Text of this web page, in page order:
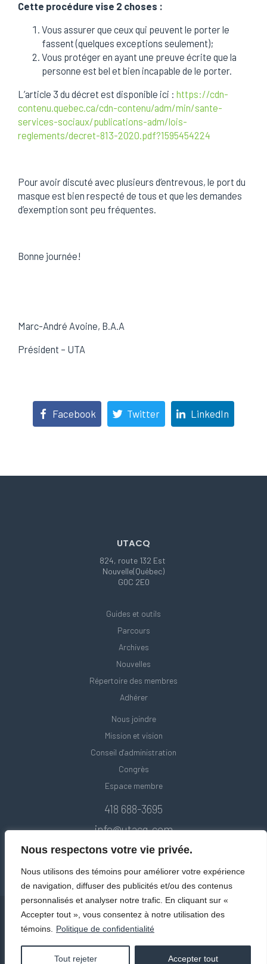
Nous respectons votre vie privée.
Nous utilisons des témoins pour améliorer votre expérience
de navigation, diffuser des publicités et/ou des contenus
personnalisés et analyser notre trafic. En cliquant sur «
Accepter tout », vous consentez à notre utilisation des
témoins.
Politique de confidentialité
Tout rejeter Accepter tout
Cette procédure vise 2 choses :
Vous assurer que ceux qui peuvent le porter le
fassent (quelques exceptions seulement);
Vous protéger en ayant une preuve écrite que la
personne est bel et bien incapable de le porter.
L’article 3 du décret est disponible ici : https://cdn-
contenu.quebec.ca/cdn-contenu/adm/min/sante-
services-sociaux/publications-adm/lois-
reglements/decret-813-2020.pdf?1595454224
Pour avoir discuté avec plusieurs d’entrevous, le port du
masque est bien respecté de tous et que les demandes
d’exemption sont peu fréquentes.
Bonne journée!
Marc-André Avoine, B.A.A
Président – UTA
Facebook Twitter LinkedIn
UTACQ
824, route 132 Est
Nouvelle(Québec)
G0C 2E0
Guides et outils
Parcours
Archives
Nouvelles
Répertoire des membres
Adhérer
Nous joindre
Mission et vision
Conseil d'administration
Congrès
Espace membre
418 688-3695
info@utacq.com
réservés 2020.Politique de confidentialité